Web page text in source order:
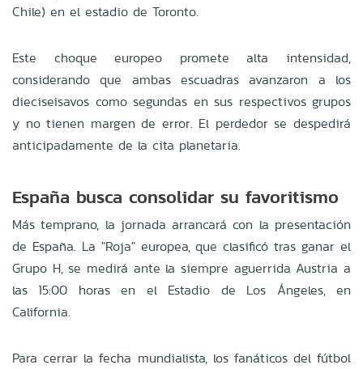
Chile) en el estadio de Toronto.
Este choque europeo promete alta intensidad,
considerando que ambas escuadras avanzaron a los
dieciseisavos como segundas en sus respectivos grupos
y no tienen margen de error. El perdedor se despedirá
anticipadamente de la cita planetaria.
España busca consolidar su favoritismo
Más temprano, la jornada arrancará con la presentación
de España. La "Roja" europea, que clasificó tras ganar el
Grupo H, se medirá ante la siempre aguerrida Austria a
las 15:00 horas en el Estadio de Los Ángeles, en
California.
Para cerrar la fecha mundialista, los fanáticos del fútbol